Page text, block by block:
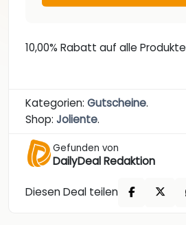
10,00% Rabatt auf alle Produkte
Kategorien: Gutscheine.
Shop: Joliente.
Gefunden von
DailyDeal Redaktion
Diesen Deal teilen